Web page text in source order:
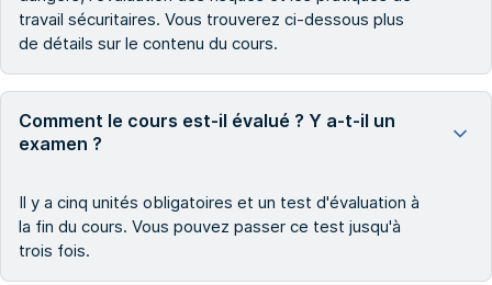
travail sécuritaires. Vous trouverez ci-dessous plus
de détails sur le contenu du cours.
Comment le cours est-il évalué ? Y a-t-il un
examen ?
Il y a cinq unités obligatoires et un test d'évaluation à
la fin du cours. Vous pouvez passer ce test jusqu'à
trois fois.